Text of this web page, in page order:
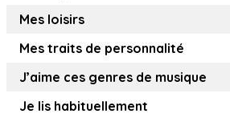
Mes loisirs
Mes traits de personnalité
J’aime ces genres de musique
Je lis habituellement